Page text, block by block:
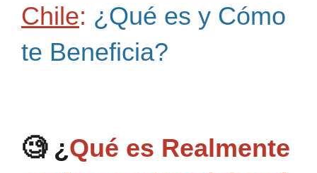
Chile: ¿Qué es y Cómo
te Beneficia?
🧐 ¿Qué es Realmente